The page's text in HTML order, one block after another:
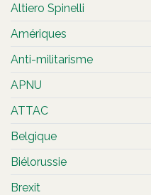
Altiero Spinelli
Amériques
Anti-militarisme
APNU
ATTAC
Belgique
Biélorussie
Brexit